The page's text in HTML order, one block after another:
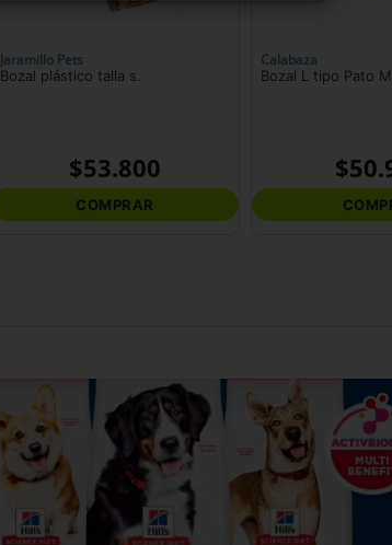
Jaramillo Pets
Bozal plástico talla s.
$53.800
COMPRAR
Calabaza
$50.